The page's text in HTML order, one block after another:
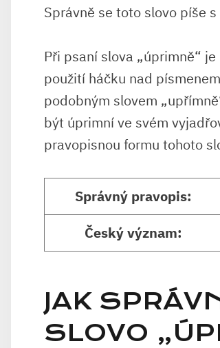
Správně se toto slovo⁣ píše
Při psaní slova „úprimně“
použití háčku nad
podobným ​slovem
být úprimní ⁤ve svém
pravopisnou‌ formu⁣ tohoto​
Správný ⁤pravopis:
Český význam:
JAK
SLOVO